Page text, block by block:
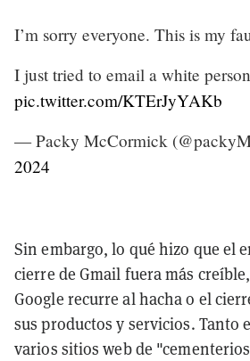
I’m sorry everyone. This is my
I just tried to email a white
pic.twitter.com/KTErJyYAKb
— Packy McCormick
2024
Sin embargo, lo qué hizo que el
cierre de Gmail fuera más
Google recurre al hacha o el
sus productos y servicios. Tanto
varios sitios web de